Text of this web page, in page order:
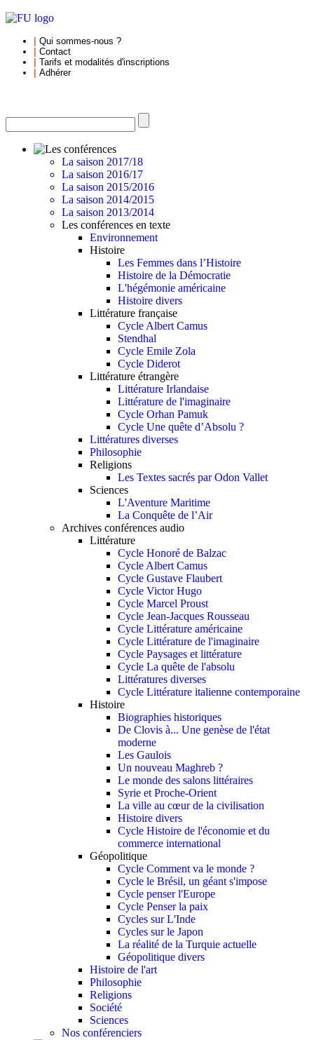
Qui sommes-nous ?
Contact
Tarifs et modalités d'inscriptions
Adhérer
La saison 2017/18
La saison 2016/17
La saison 2015/2016
La saison 2014/2015
La saison 2013/2014
Les conférences en texte
Environnement
Histoire
Les Femmes dans l’Histoire
Histoire de la Démocratie
L'hégémonie américaine
Histoire divers
Littérature française
Cycle Albert Camus
Stendhal
Cycle Emile Zola
Cycle Diderot
Littérature étrangère
Littérature Irlandaise
Littérature de l'imaginaire
Cycle Orhan Pamuk
Cycle Une quête d’Absolu ?
Littératures diverses
Philosophie
Religions
Les Textes sacrés par Odon Vallet
Sciences
L'Aventure Maritime
La Conquête de l’Air
Archives conférences audio
Littérature
Cycle Honoré de Balzac
Cycle Albert Camus
Cycle Gustave Flaubert
Cycle Victor Hugo
Cycle Marcel Proust
Cycle Jean-Jacques Rousseau
Cycle Littérature américaine
Cycle Littérature de l'imaginaire
Cycle Paysages et littérature
Cycle La quête de l'absolu
Littératures diverses
Cycle Littérature italienne contemporaine
Histoire
Biographies historiques
De Clovis à... Une genèse de l'état
moderne
Les Gaulois
Un nouveau Maghreb ?
Le monde des salons littéraires
Syrie et Proche-Orient
La ville au cœur de la civilisation
Histoire divers
Cycle Histoire de l'économie et du
commerce international
Géopolitique
Cycle Comment va le monde ?
Cycle le Brésil, un géant s'impose
Cycle penser l'Europe
Cycle Penser la paix
Cycles sur L'Inde
Cycles sur le Japon
La réalité de la Turquie actuelle
Géopolitique divers
Histoire de l'art
Philosophie
Religions
Société
Sciences
Nos conférenciers